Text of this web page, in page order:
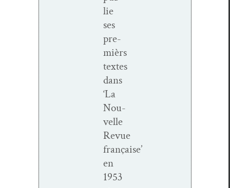
lie
ses
pre­
mièrs
textes
dans
‘La
Nou­
velle
Revue
française’
en
1953